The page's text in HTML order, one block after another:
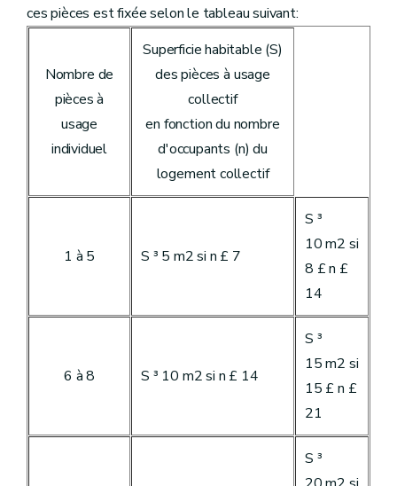
ces pièces est fixée selon le tableau suivant:
Nombre de
pièces à
usage
individuel
Superficie habitable (S)
des pièces à usage
collectif
en fonction du nombre
d'occupants (n) du
logement collectif
1 à 5 S ³ 5 m2 si n £ 7
S ³
10 m2 si
8 £ n £
14
6 à 8 S ³ 10 m2 si n £ 14
S ³
15 m2 si
15 £ n £
21
S ³